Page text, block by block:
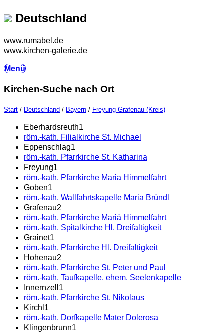
Deutschland
www.rumabel.de
www.kirchen-galerie.de
Menü
Kirchen-Suche nach Ort
Start / Deutschland / Bayern / Freyung-Grafenau (Kreis)
Eberhardsreuth1
röm.-kath. Filialkirche St. Michael
Eppenschlag1
röm.-kath. Pfarrkirche St. Katharina
Freyung1
röm.-kath. Pfarrkirche Maria Himmelfahrt
Goben1
röm.-kath. Wallfahrtskapelle Maria Bründl
Grafenau2
röm.-kath. Pfarrkirche Mariä Himmelfahrt
röm.-kath. Spitalkirche Hl. Dreifaltigkeit
Grainet1
röm.-kath. Pfarrkirche Hl. Dreifaltigkeit
Hohenau2
röm.-kath. Pfarrkirche St. Peter und Paul
röm.-kath. Taufkapelle, ehem. Seelenkapelle
Innernzell 1
röm.-kath. Pfarrkirche St. Nikolaus
Kirchl 1
röm.-kath. Dorfkapelle Mater Dolerosa
Klingenbrunn1